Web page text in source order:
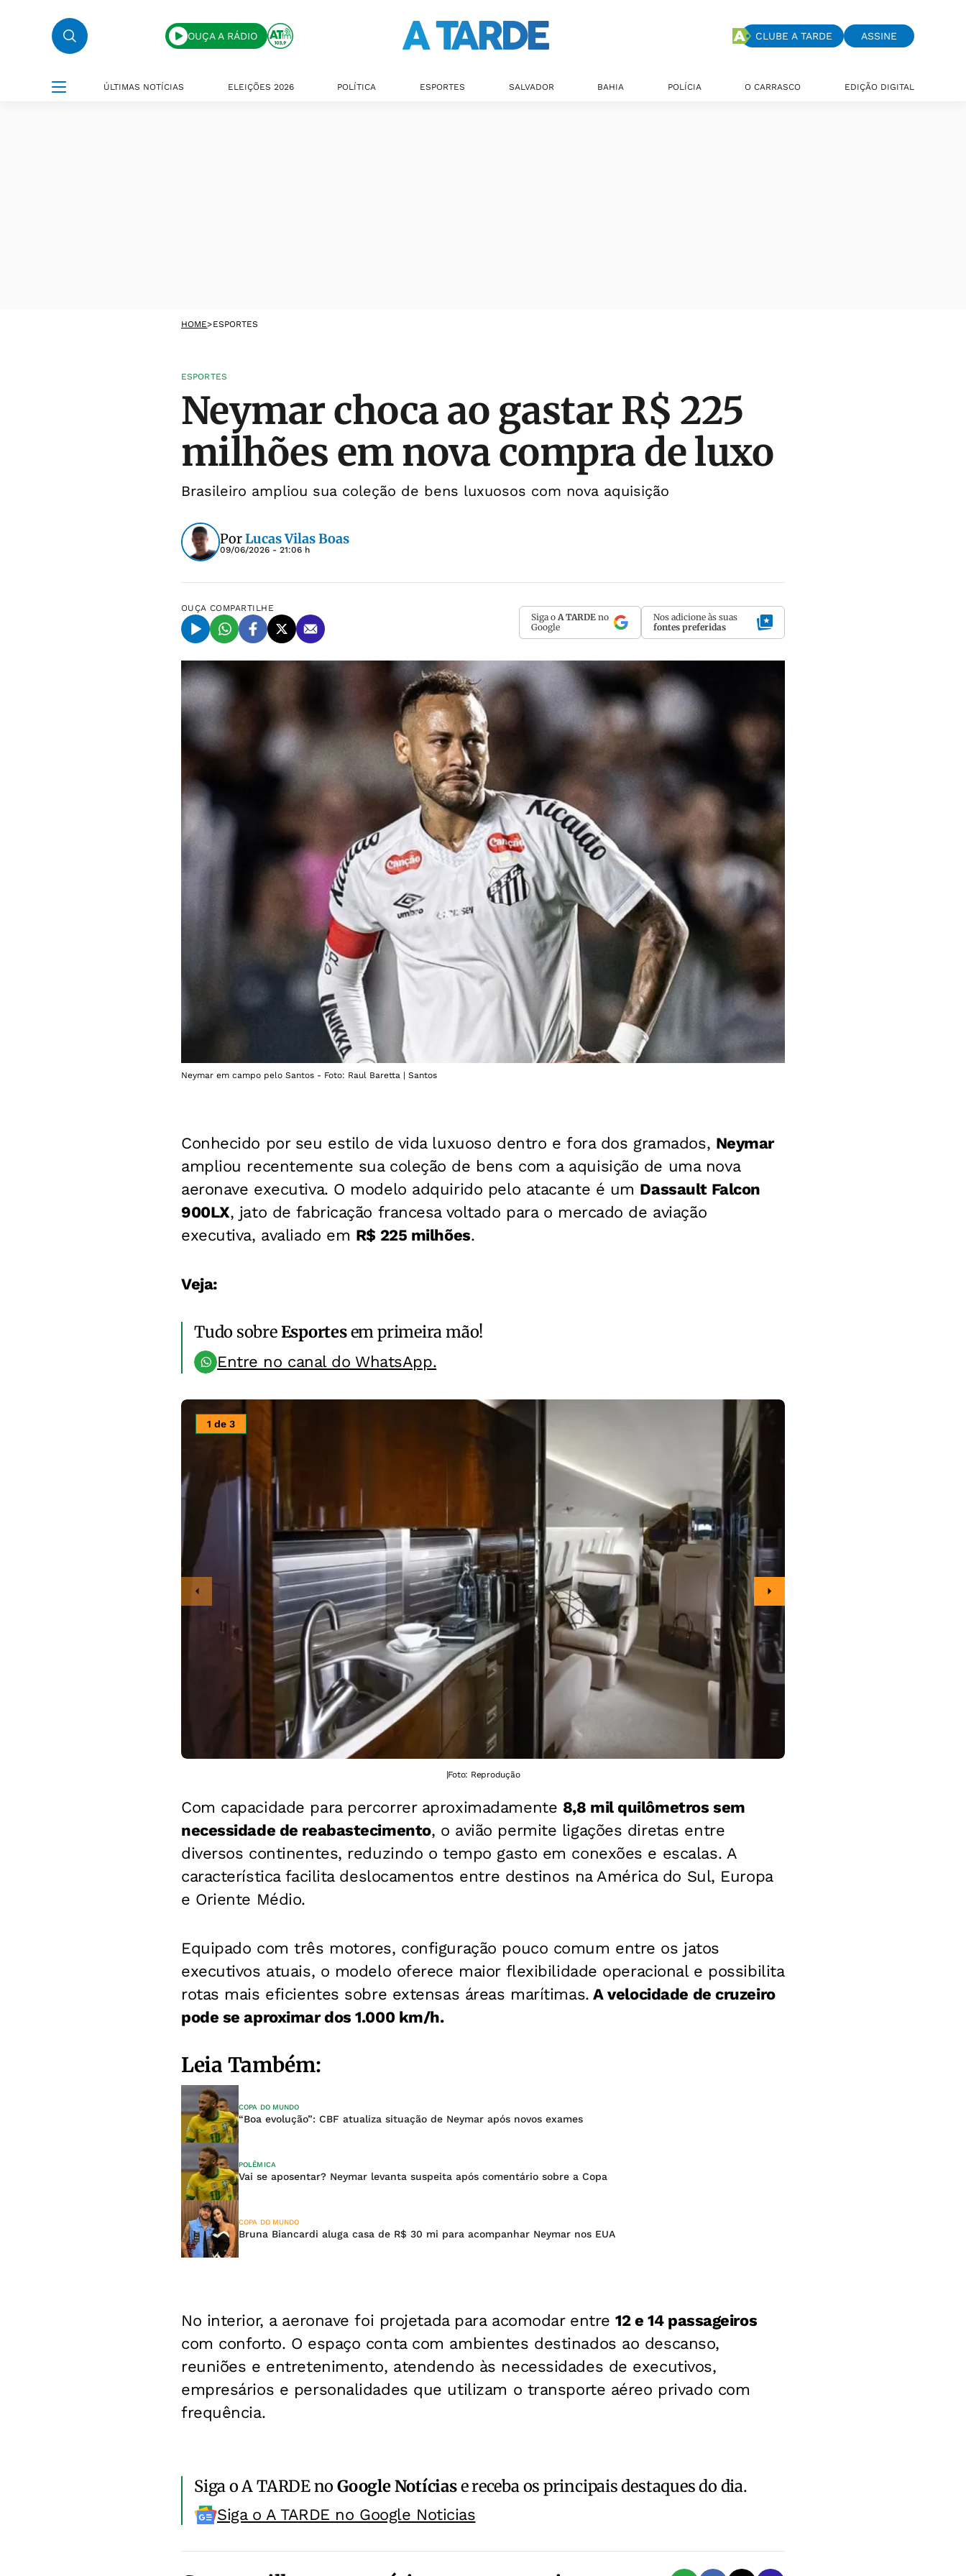
OUÇA A RÁDIO CLUBE A TARDE ASSINE
ÚLTIMAS NOTÍCIAS ELEIÇÕES 2026 POLÍTICA ESPORTES SALVADOR BAHIA POLÍCIA O CARRASCO EDIÇÃO DIGITAL
HOME>ESPORTES
ESPORTES
Neymar choca ao gastar R$ 225
milhões em nova compra de luxo
Brasileiro ampliou sua coleção de bens luxuosos com nova aquisição
PorLucas Vilas Boas
09/06/2026 - 21:06 h
OUÇA COMPARTILHE
Siga o A TARDE no
Google
Nos adicione às suas
fontes preferidas
Neymar em campo pelo Santos - Foto: Raul Baretta | Santos
Conhecido por seu estilo de vida luxuoso dentro e fora dos gramados, Neymar
ampliou recentemente sua coleção de bens com a aquisição de uma nova
aeronave executiva. O modelo adquirido pelo atacante é um Dassault Falcon
900LX, jato de fabricação francesa voltado para o mercado de aviação
executiva, avaliado em R$ 225 milhões.
Veja:
Tudo sobreEsportesem primeira mão!
Entre no canal do WhatsApp.
1 de 3
|Foto: Reprodução
Com capacidade para percorrer aproximadamente 8,8 mil quilômetros sem
necessidade de reabastecimento, o avião permite ligações diretas entre
diversos continentes, reduzindo o tempo gasto em conexões e escalas. A
característica facilita deslocamentos entre destinos na América do Sul, Europa
e Oriente Médio.
Equipado com três motores, configuração pouco comum entre os jatos
executivos atuais, o modelo oferece maior flexibilidade operacional e possibilita
rotas mais eficientes sobre extensas áreas marítimas. A velocidade de cruzeiro
pode se aproximar dos 1.000 km/h.
Leia Também:
COPA DO MUNDO
“Boa evolução”: CBF atualiza situação de Neymar após novos exames
POLÊMICA
Vai se aposentar? Neymar levanta suspeita após comentário sobre a Copa
COPA DO MUNDO
Bruna Biancardi aluga casa de R$ 30 mi para acompanhar Neymar nos EUA
No interior, a aeronave foi projetada para acomodar entre12 e 14 passageiros
com conforto. O espaço conta com ambientes destinados ao descanso,
reuniões e entretenimento, atendendo às necessidades de executivos,
empresários e personalidades que utilizam o transporte aéreo privado com
frequência.
Siga o A TARDE noGoogle Notíciase receba os principais destaques do dia.
Siga o A TARDE no Google Noticias